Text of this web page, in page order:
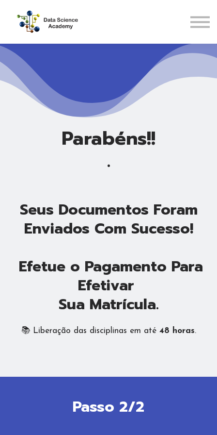
Pós-Graduações
Parabéns!!
.
Seus Documentos Foram
Enviados Com Sucesso!
Efetue o Pagamento Para
Efetivar
Sua Matrícula.
📚 Liberação das disciplinas em até 48 horas.
Passo 2/2